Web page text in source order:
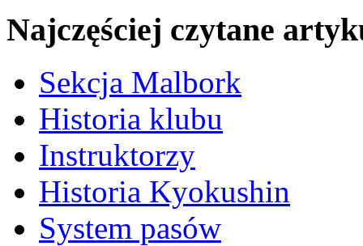
Najczęściej czytane
Sekcja Malbork
Historia klubu
Instruktorzy
Historia Kyokushin
System pasów